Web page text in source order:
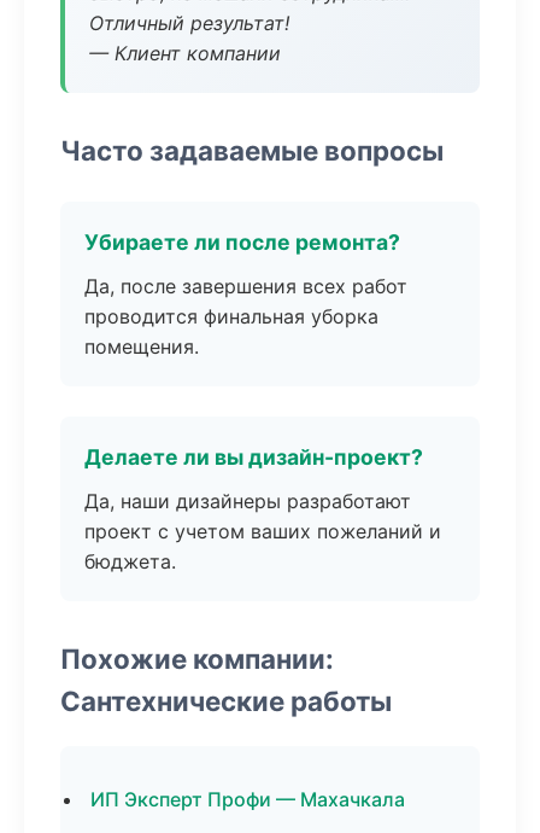
Отличный результат!
— Клиент компании
Часто задаваемые вопросы
Убираете ли после ремонта?
Да, после завершения всех работ
проводится финальная уборка
помещения.
Делаете ли вы дизайн-проект?
Да, наши дизайнеры разработают
проект с учетом ваших пожеланий и
бюджета.
Похожие компании:
Сантехнические работы
ИП Эксперт Профи — Махачкала